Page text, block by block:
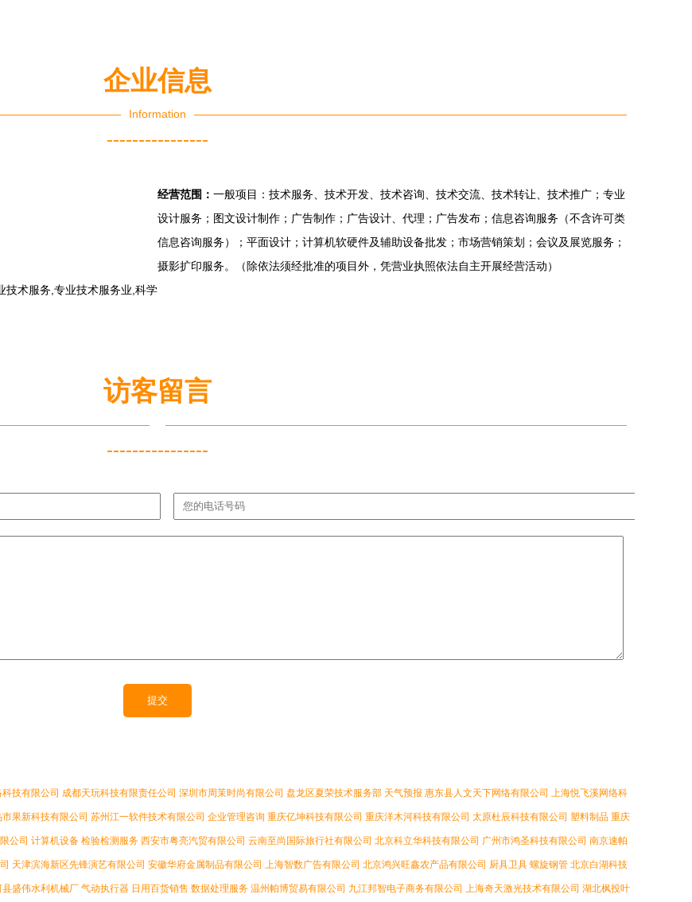
企业信息
Information
----------------
技术服务,专业技术服务业,科学
经营范围： 一般项目：技术服务、技术开发、技术咨询、技术交流、技术转让、技术推广；专业
设计服务；图文设计制作；广告制作；广告设计、代理；广告发布；信息咨询服务（不含许可类
信息咨询服务）；平面设计；计算机软硬件及辅助设备批发；市场营销策划；会议及展览服务；
摄影扩印服务。（除依法须经批准的项目外，凭营业执照依法自主开展经营活动）
访客留言
----------------
技有限公司 成都天玩科技有限责任公司 深圳市周茉时尚有限公司 盘龙区夏荣技术服务部 天气预报 惠东县人文天下网络有限公司 上海悦飞溪网络科
市果新科技有限公司 苏州江一软件技术有限公司 企业管理咨询 重庆亿坤科技有限公司 重庆洋木河科技有限公司 太原杜辰科技有限公司 塑料制品 重庆
公司 计算机设备 检验检测服务 西安市粤亮汽贸有限公司 云南至尚国际旅行社有限公司 北京科立华科技有限公司 广州市鸿圣科技有限公司 南京速帕
天津滨海新区先锋演艺有限公司 安徽华府金属制品有限公司 上海智数广告有限公司 北京鸿兴旺鑫农产品有限公司 厨具卫具 螺旋钢管 北京白湖科技
县盛伟水利机械厂 气动执行器 日用百货销售 数据处理服务 温州帕博贸易有限公司 九江邦智电子商务有限公司 上海奇天激光技术有限公司 湖北枫投叶